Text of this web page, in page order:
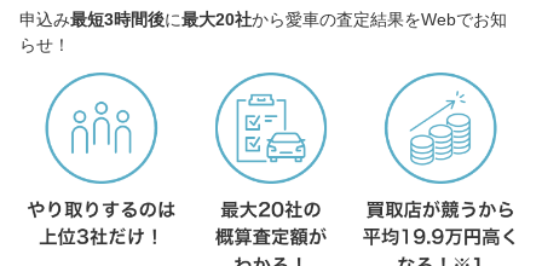
申込み最短3時間後に最大20社から愛車の査定結果をWebでお知
らせ！